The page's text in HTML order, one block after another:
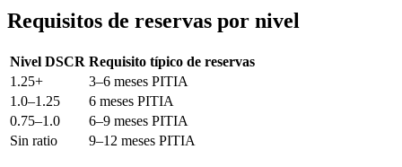
Requisitos de reservas por nivel
Nivel DSCR Requisito típico de reservas
1.25+
3–6 meses PITIA
1.0–1.25
6 meses PITIA
0.75–1.0
6–9 meses PITIA
Sin ratio
9–12 meses PITIA